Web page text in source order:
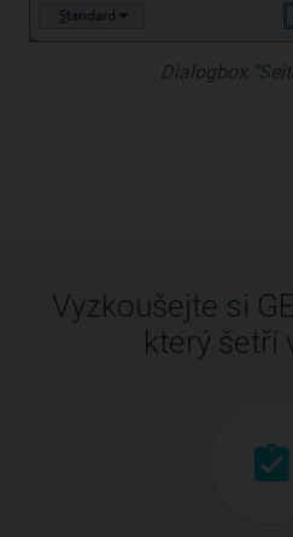
Dialogbox
Vyzkoušejte si
který šetří